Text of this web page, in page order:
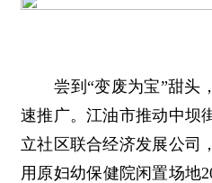
尝到“变废为宝”甜头
速推广。江油市推动中坝
立社区联合经济发展公司
用原妇幼保健院闲置场地